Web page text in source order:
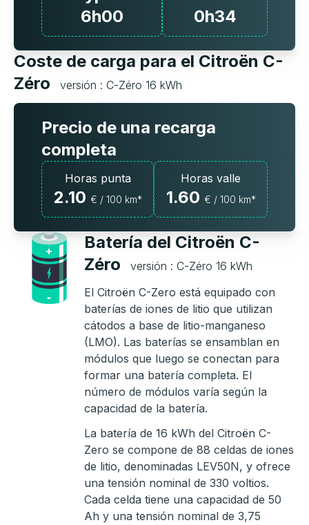
6h00
0h34
Coste de carga para el Citroën C-
Zéro
versión : C-Zéro 16 kWh
Precio de una recarga
completa
Horas punta
2.10 € / 100 km*
Horas valle
1.60 € / 100 km*
Batería del Citroën C-
Zéro
versión : C-Zéro 16 kWh
El Citroën C-Zero está equipado con
baterías de iones de litio que utilizan
cátodos a base de litio-manganeso
(LMO). Las baterías se ensamblan en
módulos que luego se conectan para
formar una batería completa. El
número de módulos varía según la
capacidad de la batería.
La batería de 16 kWh del Citroën C-
Zero se compone de 88 celdas de iones
de litio, denominadas LEV50N, y ofrece
una tensión nominal de 330 voltios.
Cada celda tiene una capacidad de 50
Ah y una tensión nominal de 3,75